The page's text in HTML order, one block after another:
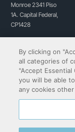
Monroe 2341 Piso
1A.Capital Federal,
CP1428
By clicking on
all categories of
"Accept
you will be able
any cookies